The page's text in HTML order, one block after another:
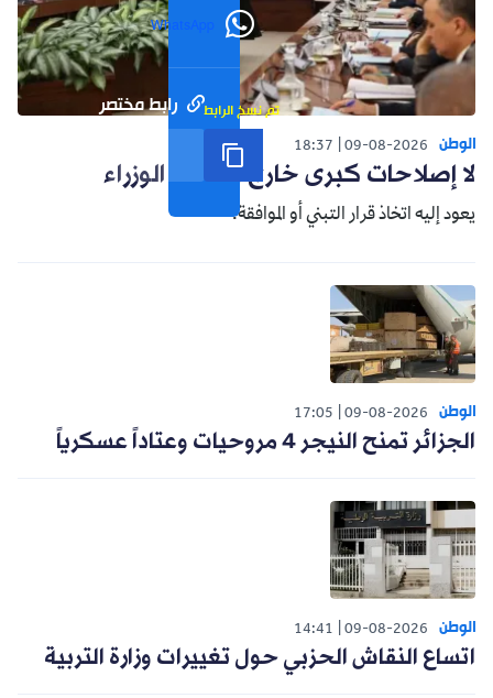
WhatsApp
رابط مختصر تم نسخ الرابط
الوطن 09-08-2026
18:37
لا إصلاحات كبرى خارج مجلس الوزراء
يعود إليه اتخاذ قرار التبني أو الموافقة.
الوطن 09-08-2026
17:05
الجزائر تمنح النيجر 4 مروحيات وعتاداً عسكرياً
الوطن 09-08-2026
14:41
اتساع النقاش الحزبي حول تغييرات وزارة التربية